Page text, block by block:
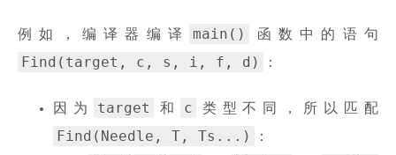
例如，编译器编译 main() 函数中的语句
Find(target, c, s, i, f, d) ：
因为 target 和 c 类型不同，所以匹配
Find(Needle, T, Ts...) ：